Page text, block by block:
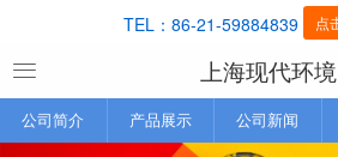
TEL：86-21-59884839 点
上海现代环境
公司简介 产品展示 公司新闻